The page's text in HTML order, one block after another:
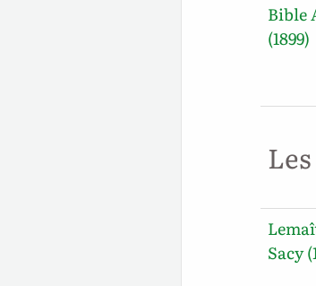
Bible
(1899)
Sacy